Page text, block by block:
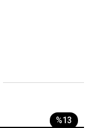
%13